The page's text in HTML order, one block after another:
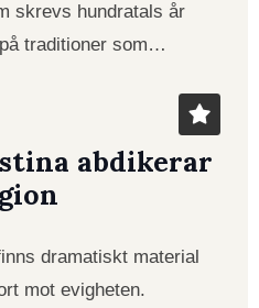
skrevs hundratals år
traditioner som…
abdikerar
dramatiskt material
mot evigheten.